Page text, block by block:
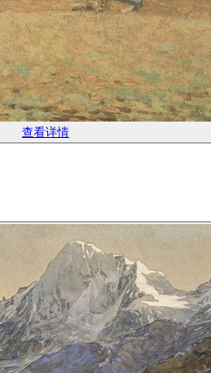
查看详情